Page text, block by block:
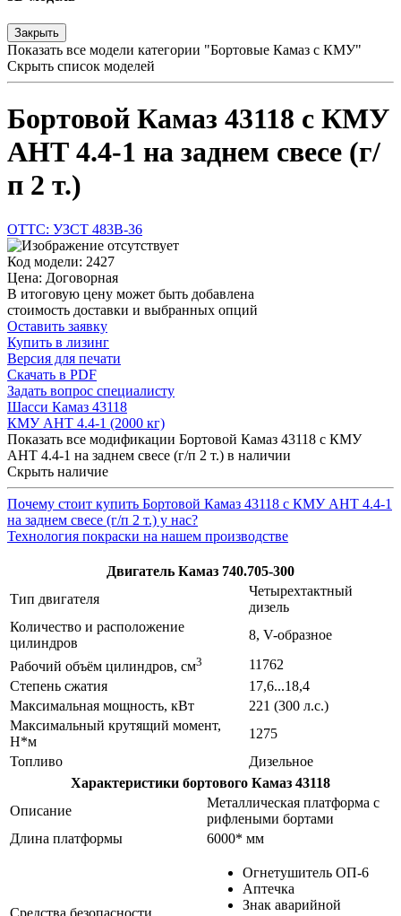
Закрыть
Показать все модели категории "Бортовые Камаз с КМУ"
Скрыть список моделей
Бортовой Камаз 43118 с КМУ
АНТ 4.4-1 на заднем свесе (г/
п 2 т.)
ОТТС: УЗСТ 483В-36
Код модели: 2427
Цена: Договорная
В итоговую цену может быть добавлена
стоимость доставки и выбранных опций
Оставить заявку
Купить в лизинг
Версия для печати
Скачать в PDF
Задать вопрос специалисту
Шасси Камаз 43118
КМУ АНТ 4.4-1 (2000 кг)
Показать все модификации Бортовой Камаз 43118 с КМУ
АНТ 4.4-1 на заднем свесе (г/п 2 т.) в наличии
Скрыть наличие
Почему стоит купить Бортовой Камаз 43118 с КМУ АНТ 4.4-1
на заднем свесе (г/п 2 т.) у нас?
Технология покраски на нашем производстве
Двигатель Камаз 740.705-300
Тип двигателя
Четырехтактный
дизель
Количество и расположение
цилиндров
8, V-образное
Рабочий объём цилиндров, см3
11762
Степень сжатия
17,6...18,4
Максимальная мощность, кВт
221 (300 л.с.)
Максимальный крутящий момент,
Н*м
1275
Топливо
Дизельное
Характеристики бортового Камаз 43118
Описание
Металлическая платформа с
рифлеными бортами
Длина платформы
6000* мм
Средства безопасности
Огнетушитель ОП-6
Аптечка
Знак аварийной